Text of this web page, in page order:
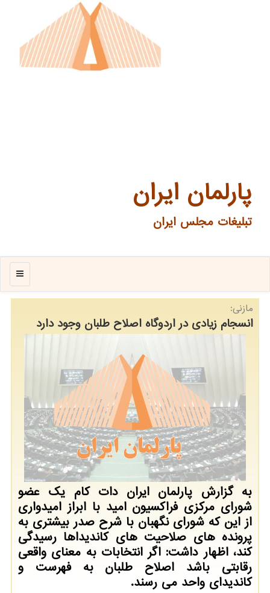
پارلمان ایران
تبلیغات مجلس ایران
منو
مازنی:
انسجام زیادی در اردوگاه اصلاح طلبان وجود دارد
به گزارش پارلمان ایران دات كام یك عضو
شورای مركزی فراكسیون امید با ابراز امیدواری
از این كه شورای نگهبان با شرح صدر بیشتری به
پرونده های صلاحیت های كاندیداها رسیدگی
كند، اظهار داشت: اگر انتخابات به معنای واقعی
رقابتی باشد اصلاح طلبان به فهرست و
كاندیدای واحد می رسند.